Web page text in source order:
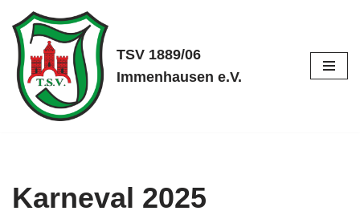
Zum
Inhalt
springen
TSV 1889/06
Immenhausen e.V.
Karneval 2025